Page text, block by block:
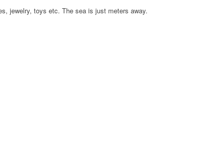
jewelry, toys etc. The sea is just meters away.